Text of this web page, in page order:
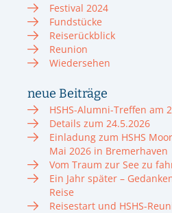
Festival 2024
Fundstücke
Reiserückblick
Reunion
Wiedersehen
neue Beiträge
HSHS-Alumni-Treffen am
Details zum 24.5.2026
Einladung zum HSHS
Mai 2026 in Bremerhaven
Vom Traum zur See zu
Ein Jahr später –
Reise
Reisestart und HSHS-